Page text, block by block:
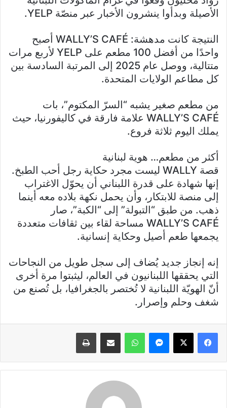
الأصيلة وبدأوا ينشرون الأخبار عبر منصّة YELP.
النتيجة كانت مدهشة: WALLY’S CAFÉ أصبح
واحدًا من أفضل 100 مطعم على YELP لأربع مرات
متتالية، ووصل عام 2025 إلى المرتبة السادسة بين
كل مطاعم الولايات المتحدة.
من مطعم صغير يشبه “السرّ المكتوم”، بات
WALLY’S CAFÉ علامة فارقة في كاليفورنيا، حيث
يملك اليوم ثلاثة فروع.
أكثر من مطعم… هوية لبنانية
قصة WALLY ليست مجرد حكاية رجل أحب الطبخ.
إنها شهادة على قدرة اللبناني أن يحوّل الاغتراب
إلى منصة للابتكار، وأن يحمل نكهة بلاده معه أينما
ذهب. من طبق “التبولة” إلى “الكبة”، صار
WALLY’S CAFÉ مساحة لقاء بين ثقافات متعددة
يجمعها طعم أصيل وحكاية إنسانية.
إنه إنجاز جديد يُضاف إلى سجل طويل من النجاحات
التي يحققها اللبنانيون في العالم، ليثبتوا مرة أخرى
أنّ الهويّة اللبنانية لا تُختصر بالجغرافيا، بل تُصنع من
شغف وحلم وإصرار.
فيسبوك X ماسنجر واتساب مشاركة عبر البريد طباعة